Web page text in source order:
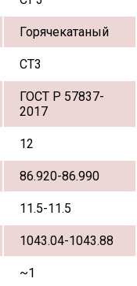
Горячекатаный
СТ3
ГОСТ Р 57837-
2017
12
86.920-86.990
11.5-11.5
1043.04-1043.88
~1